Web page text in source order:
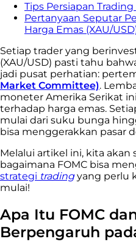
Tips Persiapan Trading
Pertanyaan Seputar
Harga Emas (XAU/
Setiap trader yang
(XAU/USD) pasti tahu
jadi pusat perhatian:
Market Committee).
moneter Amerika Serikat
terhadap harga emas.
mulai dari suku bunga
bisa menggerakkan pasar
Melalui artikel ini, kita akan
bagaimana FOMC bisa
strategi tradingyang perlu
mulai!
Apa Itu FOMC
Berpengaruh